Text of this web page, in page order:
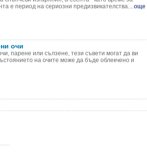
е период на сериозни предизвикателства....още
очи
парене или сълзене, тези съвети могат да ви
на очите може да бъде облекчено и